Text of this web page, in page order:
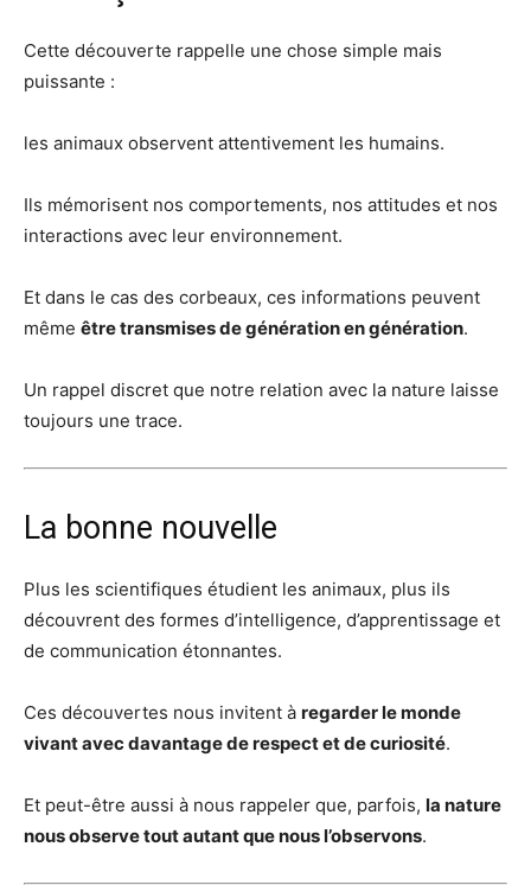
Cette découverte rappelle une chose simple mais
puissante :
les animaux observent attentivement les humains.
Ils mémorisent nos comportements, nos attitudes et nos
interactions avec leur environnement.
Et dans le cas des corbeaux, ces informations peuvent
même être transmises de génération en génération.
Un rappel discret que notre relation avec la nature laisse
toujours une trace.
La bonne nouvelle
Plus les scientifiques étudient les animaux, plus ils
découvrent des formes d’intelligence, d’apprentissage et
de communication étonnantes.
Ces découvertes nous invitent à regarder le monde
vivant avec davantage de respect et de curiosité.
Et peut-être aussi à nous rappeler que, parfois, la nature
nous observe tout autant que nous l’observons.